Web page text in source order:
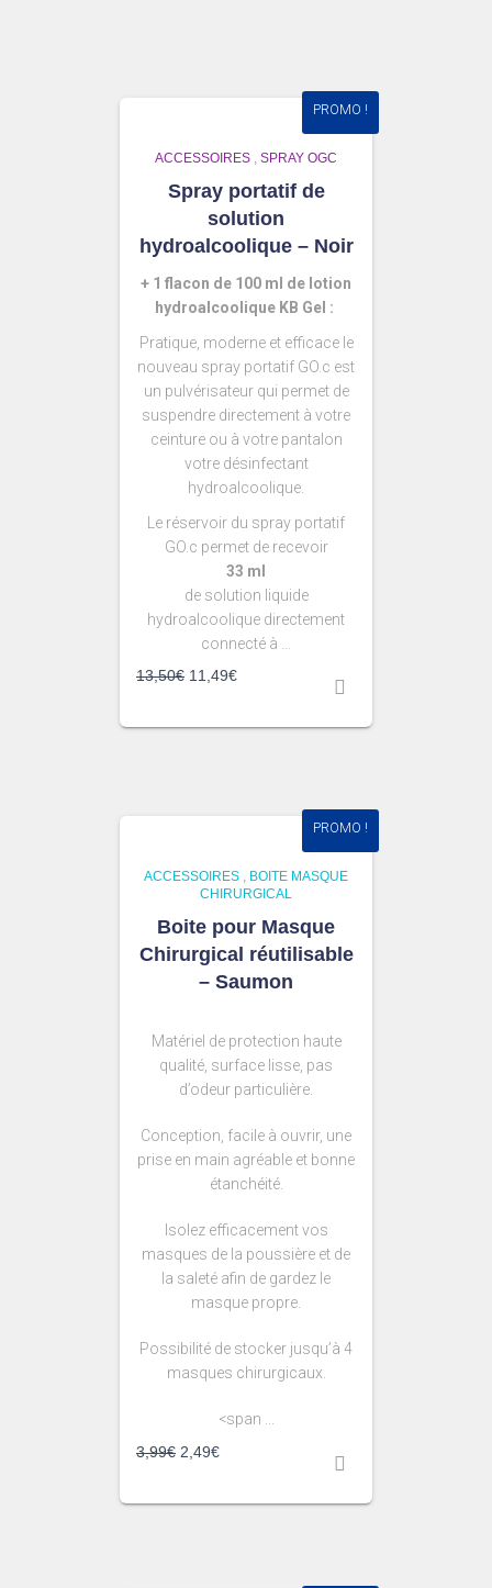
PROMO !
ACCESSOIRES , SPRAY OGC
Spray portatif de
solution
hydroalcoolique – Noir
+ 1 flacon de 100 ml de lotion
hydroalcoolique KB Gel :
Pratique, moderne et efficace le
nouveau spray portatif GO.c est
un pulvérisateur qui permet de
suspendre directement à votre
ceinture ou à votre pantalon
votre désinfectant
hydroalcoolique.
Le réservoir du spray portatif
GO.c permet de recevoir
33 ml
de solution liquide
hydroalcoolique directement
connecté à …
13,50€ 11,49€
PROMO !
ACCESSOIRES , BOITE MASQUE
CHIRURGICAL
Boite pour Masque
Chirurgical réutilisable
– Saumon
Matériel de protection haute
qualité, surface lisse, pas
d’odeur particulière.
Conception, facile à ouvrir, une
prise en main agréable et bonne
étanchéité.
Isolez efficacement vos
masques de la poussière et de
la saleté afin de gardez le
masque propre.
Possibilité de stocker jusqu’à 4
masques chirurgicaux.
<span ...
3,99€ 2,49€